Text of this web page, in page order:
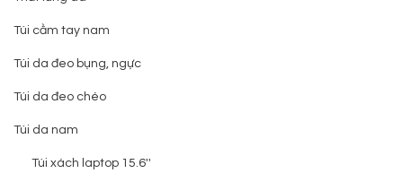
Túi cầm tay nam
Túi da đeo bụng, ngực
Túi da đeo chéo
Túi da nam
Túi xách laptop 15.6''